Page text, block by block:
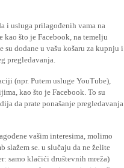
i usluga prilagođenih vama na
što je Facebook, na temelju
dodane u vašu košaru za kupnju i
pregledavanja.
(npr. Putem usluge YouTube),
kao što je Facebook. To su
da prate ponašanje pregledavanja
vašim interesima, molimo
slažem se. u slučaju da ne želite
samo klačići društevnih mreža)